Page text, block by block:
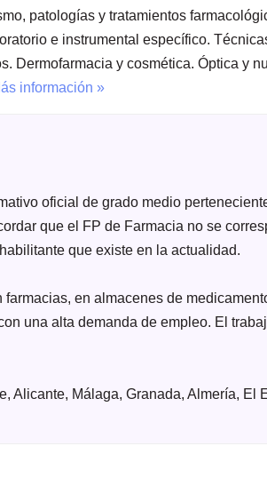
patologías y tratamientos
e instrumental específico.
Dermofarmacia y cosmética. Óptica y
información »
oficial de grado medio
que el FP de Farmacia no se
que existe en la actualidad.
en almacenes de
una alta demanda de empleo. El
Alicante, Málaga, Granada, Almería, El